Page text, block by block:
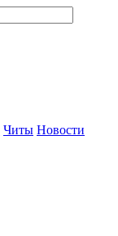
Читы Новости